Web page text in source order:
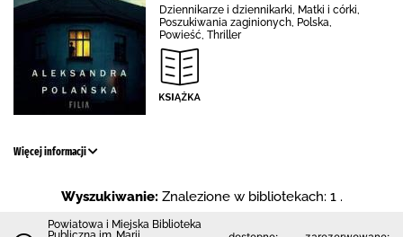
Dziennikarze i dziennikarki, Matki i córki,
Poszukiwania zaginionych, Polska,
Powieść, Thriller
Więcej informacji
Wyszukiwanie: Znalezione w bibliotekach: 1 .
Powiatowa i Miejska Biblioteka